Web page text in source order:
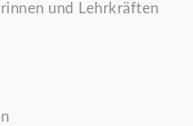
und Lehrkräften